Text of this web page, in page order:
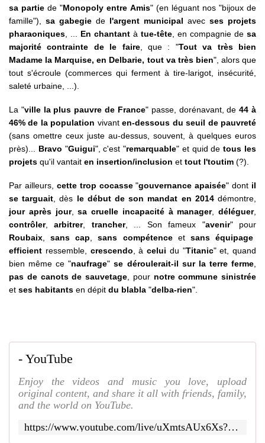
sa partie de "Monopoly entre Amis" (en léguant nos "bijoux de
famille"), sa gabegie de l'argent municipal avec ses projets
pharaoniques
En chantant à tue-tête , en compagnie de sa
majorité contrainte de le faire, que : "Tout va très bien
Madame la Marquise, en Delbarie, tout va très bien", alors que
tout s'écroule (commerces qui ferment à tire-larigot, insécurité,
saleté urbaine, ...).
La "ville la plus pauvre de France" passe, dorénavant, de 44 à
46% de la population vivanten-dessous du seuil de pauvreté
(sans omettre ceux juste au-dessus, souvent, à quelques euros
près)... Bravo "Guigui", c'est "remarquable" et quid de tous les
projets qu'il vantait en insertion/inclusion et tout l'toutim (?).
Par ailleurs, cette trop cocasse"gouvernance apaisée" dont il
se targuait , dès le début de son mandat en 2014démontre,
jour après jour, sa cruelle incapacité à manager, déléguer,
contrôler,arbitrer, trancher, ... Son fameux "avenir" pour
Roubaix ,sans cap ,sans compétence et sans équipage
efficient ressemble, crescendo , à celui du "Titanic" et, quand
bien même ce "naufrage"se déroulerait-il sur la terre ferme
pas de canots de sauvetage , pour notre commune sinistrée
et ses habitants en dépit du blabla "delba-rien".
- YouTube
Enjoy the videos and music you love, upload
original content, and share it all with friends, family,
and the world on YouTube.
https://www.youtube.com/live/uXmtsAUx6Xs?si=9nCfMVXhuZo8qFzV